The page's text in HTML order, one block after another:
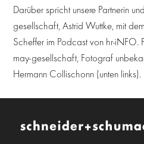
Darüber spricht unsere Partnerin
gesellschaft, Astrid Wuttke, mit
Scheffer im Podcast von hr-iNFO.
may-gesellschaft, Fotograf
Hermann Collischonn (unten links).